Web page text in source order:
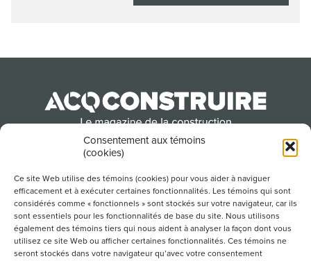
Consentement aux témoins
(cookies)
Ce site Web utilise des témoins (cookies) pour vous aider à naviguer
efficacement et à exécuter certaines fonctionnalités. Les témoins qui sont
considérés comme « fonctionnels » sont stockés sur votre navigateur, car ils
sont essentiels pour les fonctionnalités de base du site. Nous utilisons
également des témoins tiers qui nous aident à analyser la façon dont vous
utilisez ce site Web ou afficher certaines fonctionnalités. Ces témoins ne
seront stockés dans votre navigateur qu’avec votre consentement
Québec
POUR S’ABONNER À NOTRE INFOLETTRE